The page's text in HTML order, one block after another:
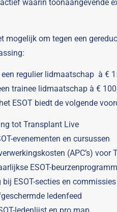
waarin toonaangevende
mogelijk om tegen een
regulier lidmaatschap à €
trainee lidmaatschap à €
ESOT biedt de volgende
tot Transplant Live
evenementen en cursussen
(APC’s) voor
ESOT-
ESOT-secties en
ledenfeed